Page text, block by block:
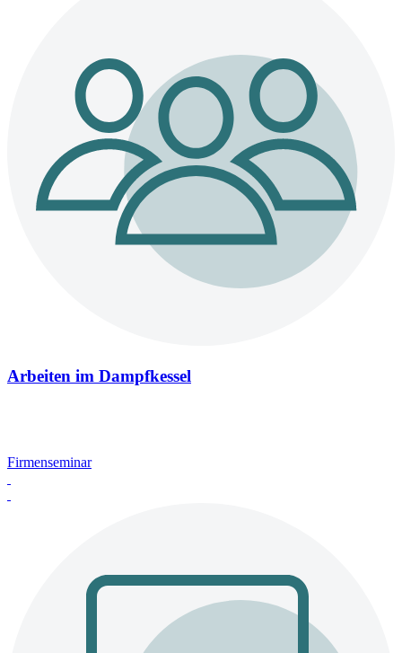
Arbeiten im Dampfkessel
Firmenseminar